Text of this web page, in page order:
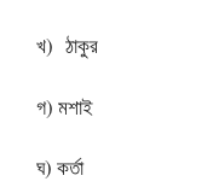
খ) ঠাকুর
গ) মশাই
ঘ) কর্তা